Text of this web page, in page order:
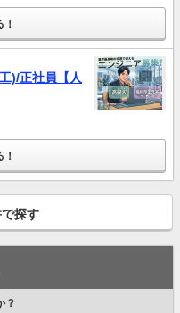
)/正社員【人
探す
？